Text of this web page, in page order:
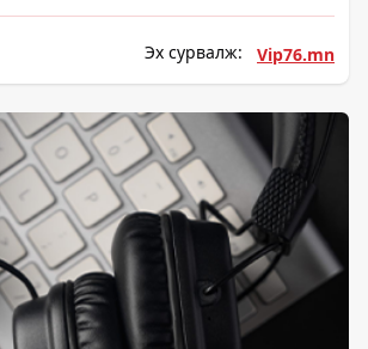
Эх сурвалж: Vip76.mn